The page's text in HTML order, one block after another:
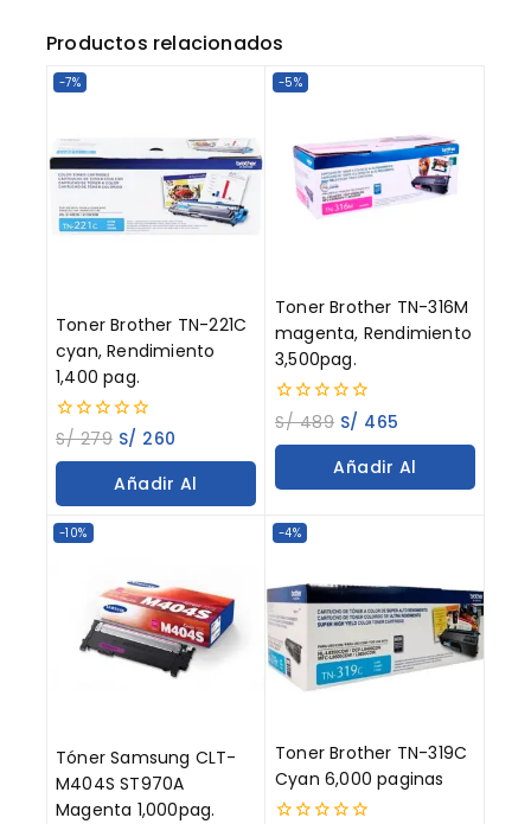
Productos relacionados
-7%
Toner Brother TN-221C
cyan, Rendimiento
1,400 pag.
0
out
of
S/279 S/ 260
Añadir Al
-5%
Toner Brother TN-316M
magenta, Rendimiento
3,500pag.
0
out
of
S/489 S/ 465
Añadir Al
-10%
Tóner Samsung CLT-
M404S ST970A
Magenta 1,000pag.
-4%
Toner Brother TN-319C
Cyan 6,000 paginas